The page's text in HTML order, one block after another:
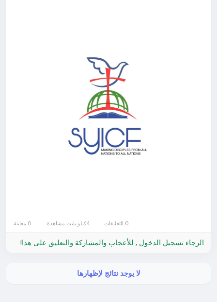
4كيلو بايت مشاهدة 0 معاينة
الرجاء تسجيل الدخول , للأعجاب والمشاركة والتعليق على هذا!
لا يوجد نتائج لإظهارها